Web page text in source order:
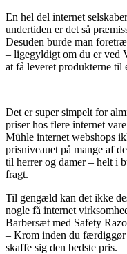
En hel del internet
undertiden er det så
Desuden burde man
– ligegyldigt om du er ved
at få leveret produkterne til
Det er super simpelt for
priser hos flere internet
Mühle internet webshops
prisniveauet på mange af
til herrer og damer – helt i
fragt.
Til gengæld kan det ikke
nogle få internet
Barbersæt med Safety
– Krom inden du færdiggør
skaffe sig den bedste pris.